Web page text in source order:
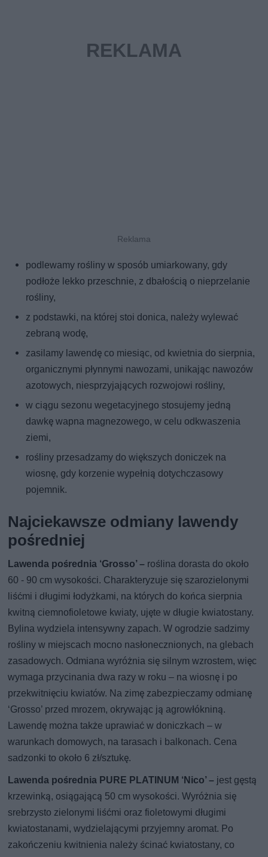
podlewamy rośliny w sposób umiarkowany, gdy
podłoże lekko przeschnie, z dbałością o nieprzelanie
rośliny,
z podstawki, na której stoi donica, należy wylewać
zebraną wodę,
zasilamy lawendę co miesiąc, od kwietnia do sierpnia,
organicznymi płynnymi nawozami, unikając nawozów
azotowych, niesprzyjających rozwojowi rośliny,
w ciągu sezonu wegetacyjnego stosujemy jedną
dawkę wapna magnezowego, w celu odkwaszenia
ziemi,
rośliny przesadzamy do większych doniczek na
wiosnę, gdy korzenie wypełnią dotychczasowy
pojemnik.
Najciekawsze odmiany lawendy
pośredniej
Lawenda pośrednia ‘Grosso’ – roślina dorasta do około
60 - 90 cm wysokości. Charakteryzuje się szarozielonymi
liśćmi i długimi łodyżkami, na których do końca sierpnia
kwitną ciemnofioletowe kwiaty, ujęte w długie kwiatostany.
Bylina wydziela intensywny zapach. W ogrodzie sadzimy
rośliny w miejscach mocno nasłonecznionych, na glebach
zasadowych. Odmiana wyróżnia się silnym wzrostem, więc
wymaga przycinania dwa razy w roku – na wiosnę i po
przekwitnięciu kwiatów. Na zimę zabezpieczamy odmianę
‘Grosso’ przed mrozem, okrywając ją agrowłókniną.
Lawendę można także uprawiać w doniczkach – w
warunkach domowych, na tarasach i balkonach. Cena
sadzonki to około 6 zł/sztukę.
Lawenda pośrednia PURE PLATINUM ‘Nico’ – jest gęstą
krzewinką, osiągającą 50 cm wysokości. Wyróżnia się
srebrzysto zielonymi liśćmi oraz fioletowymi długimi
kwiatostanami, wydzielającymi przyjemny aromat. Po
zakończeniu kwitnienia należy ścinać kwiatostany, co